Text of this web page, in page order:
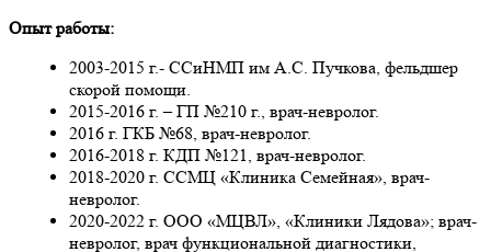
Опыт работы:
2003-2015 г.- ССиНМП им А.С. Пучкова, фельдшер
скорой помощи.
2015-2016 г. – ГП №210 г., врач-невролог.
2016 г. ГКБ №68, врач-невролог.
2016-2018 г. КДП №121, врач-невролог.
2018-2020 г. ССМЦ «Клиника Семейная», врач-
невролог.
2020-2022 г. ООО «МЦВЛ», «Клиники Лядова»; врач-
невролог, врач функциональной диагностики,